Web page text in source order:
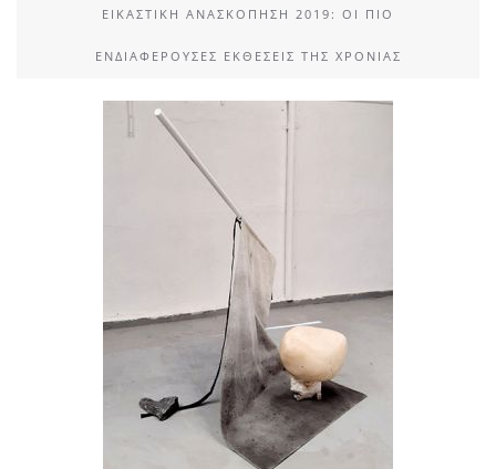
ΕΙΚΑΣΤΙΚΉ ΑΝΑΣΚΌΠΗΣΗ 2019: ΟΙ ΠΙΟ
ΕΝΔΙΑΦΈΡΟΥΣΕΣ ΕΚΘΈΣΕΙΣ ΤΗΣ ΧΡΟΝΙΆΣ